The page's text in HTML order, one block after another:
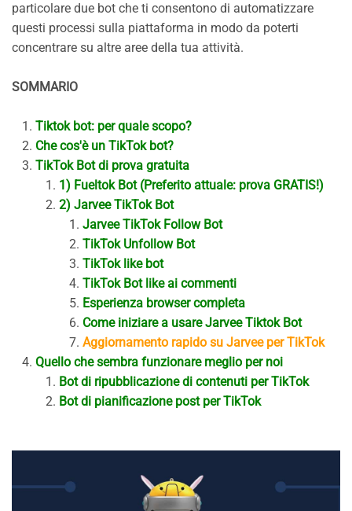
particolare due bot che ti consentono di automatizzare
questi processi sulla piattaforma in modo da poterti
concentrare su altre aree della tua attività.
SOMMARIO
Tiktok bot: per quale scopo?
Che cos'è un TikTok bot?
TikTok Bot di prova gratuita
1) Fueltok Bot (Preferito attuale: prova GRATIS!)
2) Jarvee TikTok Bot
Jarvee TikTok Follow Bot
TikTok Unfollow Bot
TikTok like bot
TikTok Bot like ai commenti
Esperienza browser completa
Come iniziare a usare Jarvee Tiktok Bot
Aggiornamento rapido su Jarvee per TikTok
Quello che sembra funzionare meglio per noi
Bot di ripubblicazione di contenuti per TikTok
Bot di pianificazione post per TikTok